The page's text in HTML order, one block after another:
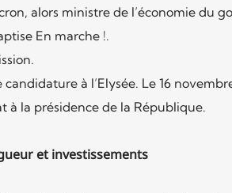
alors ministre de l’économie du
En marche !.
à l’Elysée. Le 16
à la présidence de la République.
et investissements